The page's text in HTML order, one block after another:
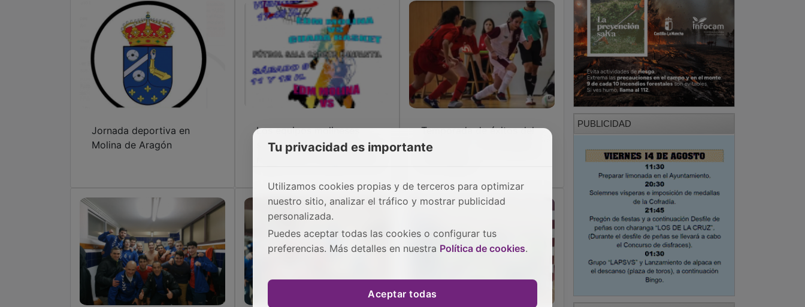
Jornada deportiva en
Molina de Aragón
Los equipos molineses
siguen destacando en sus
Temporada de éxitos del
Molina F.S. y actividades
PUBLICIDAD
Tu privacidad es importante
Utilizamos cookies propias y de terceros para optimizar
nuestro sitio, analizar el tráfico y mostrar publicidad
personalizada.
Puedes aceptar todas las cookies o configurar tus
preferencias. Más detalles en nuestra Política de cookies.
Aceptar todas